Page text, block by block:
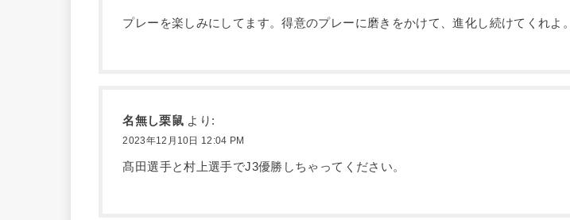
プレーを楽しみにしてます。得意のプレーに磨きをかけて、進化し続けてくれよ。
名無し栗鼠 より:
2023年12月10日 12:04 PM
髙田選手と村上選手でJ3優勝しちゃってください。